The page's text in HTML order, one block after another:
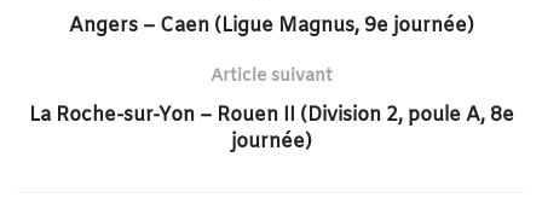
Angers – Caen (Ligue Magnus, 9e journée)
Article suivant
La Roche-sur-Yon – Rouen II (Division 2, poule A, 8e
journée)